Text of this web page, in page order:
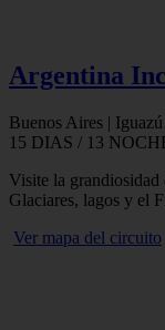
Argentina
Buenos Aires |
15 DIAS / 13
Visite la grandiosidad
Glaciares, lagos y el
Ver mapa del circuito